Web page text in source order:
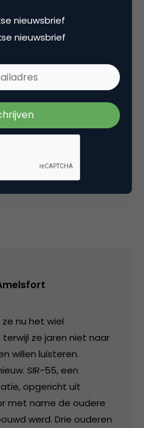
nu het wiel
ze jaren niet naar
willen luisteren.
SIR-55, een
opgericht uit
met name de oudere
werd. Drie ouderen
nieuwsbrief
nieuwsbrief